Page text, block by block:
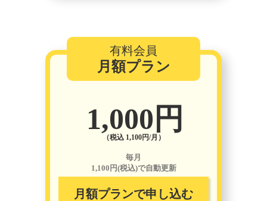
有料会員
月額プラン
1,000円
（税込 1,100円/月）
毎月
1,100円(税込)で自動更新
月額プランで申し込む